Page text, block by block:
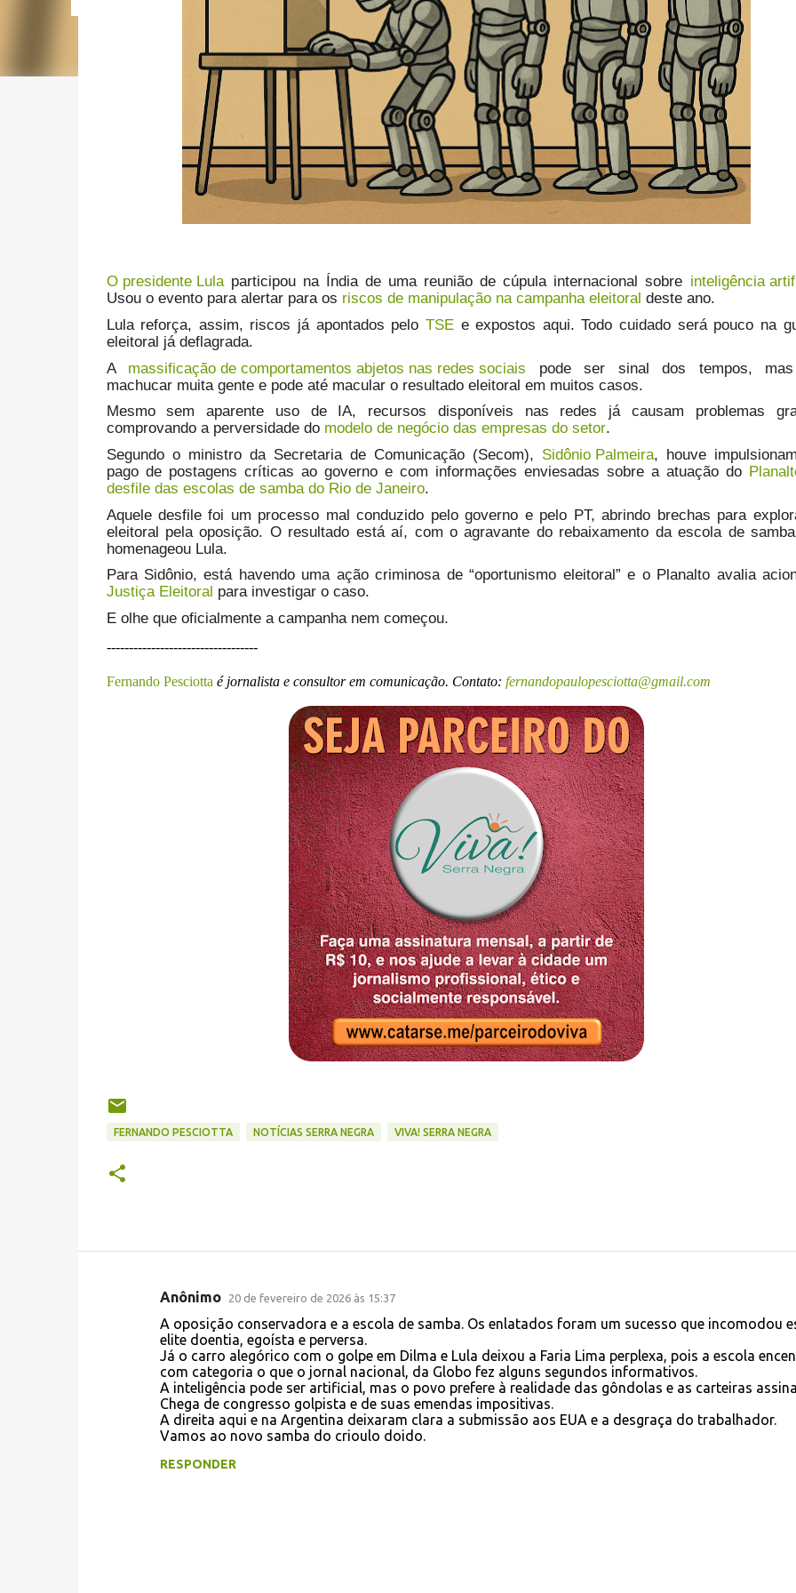
O presidente Lulaparticipou na Índia de uma reunião de cúpula internacional sobre inteligência
Usou o evento para alertar para os riscos de manipulação na campanha eleitoral deste ano.
Lula reforça, assim, riscos já apontados pelo TSEe expostos aqui. Todo cuidado será pouco na
eleitoral já deflagrada.
A massificação de comportamentos abjetos nas redes sociais pode ser sinal dos tempos,
machucar muita gente e pode até macular o resultado eleitoral em muitos casos.
Mesmo sem aparente uso de IA, recursos disponíveis nas redes já causam problemas
comprovando a perversidade do modelo de negócio das empresas do setor.
Segundo o ministro da Secretaria de Comunicação (Secom), Sidônio Palmeira, houve
pago de postagens críticas ao governo e com informações enviesadas sobre a atuação do
desfile das escolas de samba do Rio de Janeiro.
Aquele desfile foi um processo mal conduzido pelo governo e pelo PT, abrindo brechas para
eleitoral pela oposição. O resultado está aí, com o agravante do rebaixamento da escola de
homenageou Lula.
Para Sidônio, está havendo uma ação criminosa de “oportunismo eleitoral” e o Planalto avalia
Justiça Eleitoral para investigar o caso.
E olhe que oficialmente a campanha nem começou.
----------------------------------
Fernando Pesciotta é jornalista e consultor em comunicação. Contato: fernandopaulopesciotta@gmail.com
FERNANDO PESCIOTTA NOTÍCIAS SERRA NEGRA VIVA! SERRA NEGRA
Anônimo 20 de fevereiro de 2026 às 15:37
A oposição conservadora e a escola de samba. Os enlatados foram um sucesso que incomodou
elite doentia, egoísta e perversa.
Já o carro alegórico com o golpe em Dilma e Lula deixou a Faria Lima perplexa, pois a escola
com categoria o que o jornal nacional, da Globo fez alguns segundos informativos.
A inteligência pode ser artificial, mas o povo prefere à realidade das gôndolas e as carteiras
Chega de congresso golpista e de suas emendas impositivas.
A direita aqui e na Argentina deixaram clara a submissão aos EUA e a desgraça do trabalhador.
Vamos ao novo samba do crioulo doido.
RESPONDER